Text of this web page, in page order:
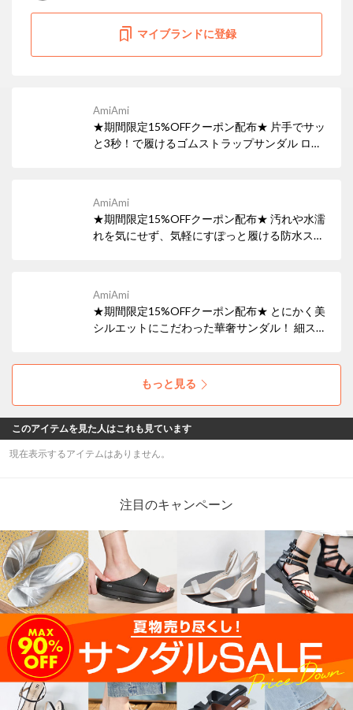
マイブランドに登録
AmiAmi
★期間限定15%OFFクーポン配布★ 片手でサッ
と3秒！で履けるゴムストラップサンダル ロー
AmiAmi
★期間限定15%OFFクーポン配布★ 汚れや水濡
れを気にせず、気軽にすぽっと履ける防水スリ
AmiAmi
★期間限定15%OFFクーポン配布★ とにかく美
シルエットにこだわった華奢サンダル！ 細スト
もっと見る
このアイテムを見た人はこれも見ています
現在表示するアイテムはありません。
注目のキャンペーン